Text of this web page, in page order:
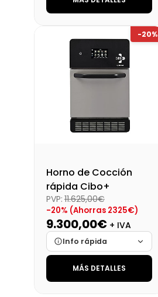
Cargando…
Precio final (+21%)
11.954,80 €
-20%
Horno de Cocción
rápida Cibo+
PVP: 11.625,00€
-20% (Ahorras 2325€)
9.300,00€ + IVA
Info rápida
Marca
Cargando…
MÁS DETALLES